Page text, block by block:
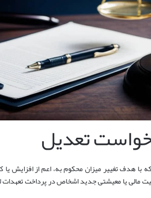
تعدیل
هدف تغییر میزان محکوم به، اعم از افزایش یا
مالی یا معیشتی جدید اشخاص در پرداخت تعهدات